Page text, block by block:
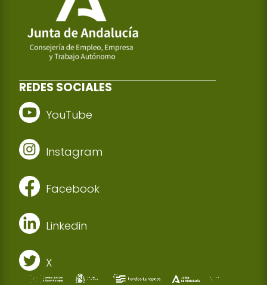
REDES SOCIALES
YouTube
Instagram
Facebook
Linkedin
X